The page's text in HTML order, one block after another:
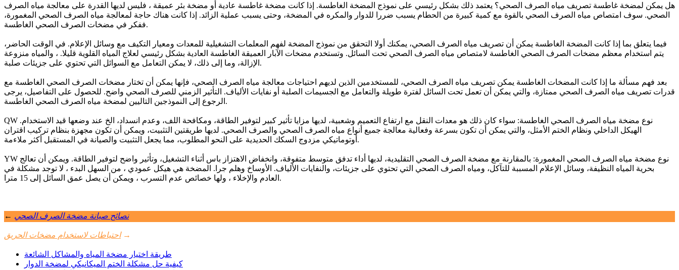
هل يمكن لمضخة غاطسة تصريف مياه الصرف الصحي؟ يعتمد ذلك بشكل رئيسي على نموذج المضخة الغاطسة. إذا كانت مضخة غاطسة عادية أو مضخة بئر عميقة ، فليس لديها القدرة على معالجة مياه الصرف
الصحي. سوف امتصاص مياه الصرف الصحي بالقوة مع كمية كبيرة من الحطام يسبب ضررا للدوار والمكره في المضخة، وحتى يسبب عملية الزائد. إذا كانت هناك حاجة لمعالجة مياه الصرف الصحي المغمورة،
ففكر في مضخات الصرف الصحي الغاطسة.
فيما يتعلق بما إذا كانت المضخة الغاطسة يمكن أن تصريف مياه الصرف الصحي، يمكنك أولا التحقق من نموذج المضخة لفهم المعلمات التشغيلية للمعدات ومعيار التكيف مع وسائل الإعلام. في الوقت الحاضر،
يتم استخدام معظم مضخات الصرف الصحي الغاطسة لامتصاص مياه الصرف الصحي تحت السائل. وتستخدم مضخات الآبار العميقة الغاطسة العادية بشكل رئيسي لعلاج المياه القلوية قليلا. ، والمياه منزوعة
الإزالة، وما إلى ذلك، لا يمكن التعامل مع السوائل التي تحتوي على جزيئات صلبة.
بعد فهم مسألة ما إذا كانت المضخات الغاطسة يمكن تصريف مياه الصرف الصحي، للمستخدمين الذين لديهم احتياجات معالجة مياه الصرف الصحي، فإنها يمكن أن تختار مضخات الصرف الصحي الغاطسة مع
قدرات تصريف مياه الصرف الصحي ممتازة، والتي يمكن أن تعمل تحت السائل لفترة طويلة والتعامل مع الجسيمات الصلبة أو نفايات الألياف. التأثير الزمني للصرف الصحي واضح. للحصول على التفاصيل، يرجى
الرجوع إلى النموذجين التاليين لمضخة مياه الصرف الصحي الغاطسة.
QW نوع مضخة مياه الصرف الصحي الغاطسة: سواء كان ذلك هو معدات النقل مع ارتفاع التعميم وشعبية، لديها مزايا تأثير كبير لتوفير الطاقة، ومكافحة اللف، وعدم انسداد، الخ عند وضعها قيد الاستخدام.
الهيكل الداخلي ونظام الختم الأمثل، والتي يمكن أن تكون بسرعة وفعالية معالجة جميع أنواع مياه الصرف الصحي والصرف الصحي. لديها طريقتين التثبيت، ويمكن أن تكون مجهزة بنظام تركيب اقتران
أوتوماتيكي مزدوج السكك الحديدية على النحو المطلوب، مما يجعل التثبيت والصيانة في المستقبل أكثر ملاءمة.
YW نوع مضخة مياه الصرف الصحي المغمورة: بالمقارنة مع مضخة الصرف الصحي التقليدية، لديها أداء تدفق متوسط متفوقة، وانخفاض الاهتزاز باس أثناء التشغيل، وتأثير واضح لتوفير الطاقة. ويمكن أن تعالج
بحرية المياه النظيفة، وسائل الإعلام المسببة للتآكل، ومياه الصرف الصحي التي تحتوي على جزيئات، والنفايات الألياف. الأوساخ وهلم جرا. المضخة هي هيكل عمودي ، من السهل البدء ، لا توجد مشكلة في
العادم والإخلاء ، ولها خصائص عدم التسرب ، ويمكن أن يصل عمق السائل إلى 15 مترا.
← نصائح صيانة مضخة الصرف الصحي
احتياطات لاستخدام مضخات الحريق →
طريقة اختيار مضخة المياه والمشاكل الشائعة
كيفية حل مشكلة الختم الميكانيكي لمضخة الدوار